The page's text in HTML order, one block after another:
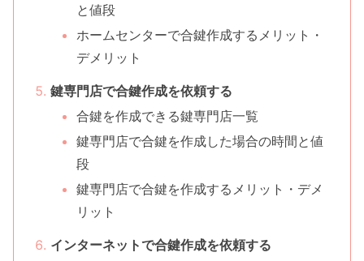
と値段
ホームセンターで合鍵作成するメリット・
デメリット
鍵専門店で合鍵作成を依頼する
合鍵を作成できる鍵専門店一覧
鍵専門店で合鍵を作成した場合の時間と値
段
鍵専門店で合鍵を作成するメリット・デメ
リット
インターネットで合鍵作成を依頼する